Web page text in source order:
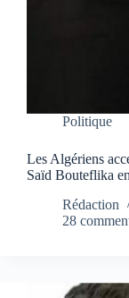
Politique
Les Algériens
Saïd Bouteflika
Rédaction
28